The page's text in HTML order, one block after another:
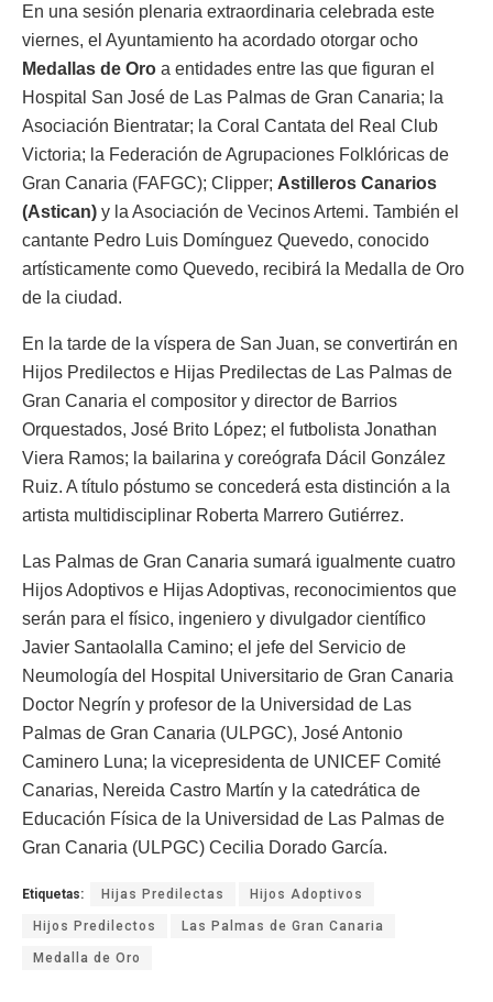
En una sesión plenaria extraordinaria celebrada este
viernes, el Ayuntamiento ha acordado otorgar ocho
Medallas de Oro a entidades entre las que figuran el
Hospital San José de Las Palmas de Gran Canaria; la
Asociación Bientratar; la Coral Cantata del Real Club
Victoria; la Federación de Agrupaciones Folklóricas de
Gran Canaria (FAFGC); Clipper; Astilleros Canarios
(Astican) y la Asociación de Vecinos Artemi. También el
cantante Pedro Luis Domínguez Quevedo, conocido
artísticamente como Quevedo, recibirá la Medalla de Oro
de la ciudad.
En la tarde de la víspera de San Juan, se convertirán en
Hijos Predilectos e Hijas Predilectas de Las Palmas de
Gran Canaria el compositor y director de Barrios
Orquestados, José Brito López; el futbolista Jonathan
Viera Ramos; la bailarina y coreógrafa Dácil González
Ruiz. A título póstumo se concederá esta distinción a la
artista multidisciplinar Roberta Marrero Gutiérrez.
Las Palmas de Gran Canaria sumará igualmente cuatro
Hijos Adoptivos e Hijas Adoptivas, reconocimientos que
serán para el físico, ingeniero y divulgador científico
Javier Santaolalla Camino; el jefe del Servicio de
Neumología del Hospital Universitario de Gran Canaria
Doctor Negrín y profesor de la Universidad de Las
Palmas de Gran Canaria (ULPGC), José Antonio
Caminero Luna; la vicepresidenta de UNICEF Comité
Canarias, Nereida Castro Martín y la catedrática de
Educación Física de la Universidad de Las Palmas de
Gran Canaria (ULPGC) Cecilia Dorado García.
Etiquetas: Hijas Predilectas Hijos Adoptivos
Hijos Predilectos Las Palmas de Gran Canaria
Medalla de Oro